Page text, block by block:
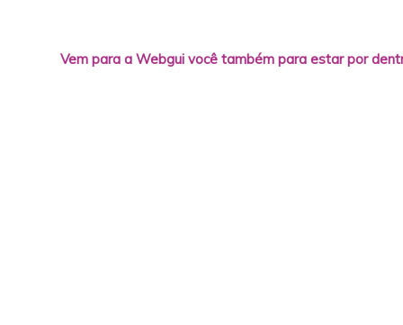
Vem para a Webgui você também para estar por